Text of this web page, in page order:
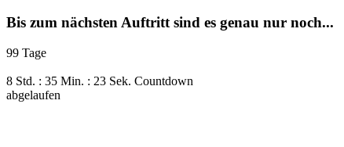
Bis zum nächsten Auftritt sind es genau nur noch...
99 Tage
8 Std. : 35 Min. : 22 Sek. Countdown
abgelaufen